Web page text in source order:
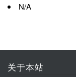
N/A
关于本站